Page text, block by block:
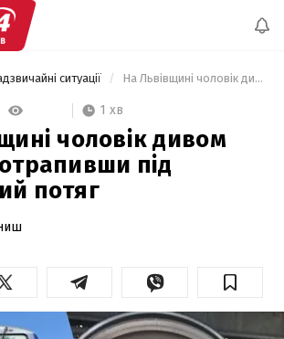
ситуації На Львівщині чоловік дивом вижив, потрапивши під вантажний потяг
1 хв
чоловік дивом
під
потяг